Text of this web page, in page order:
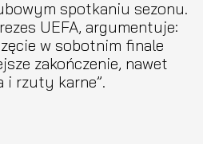
spotkaniu sezonu.
UEFA, argumentuje:
w sobotnim finale
zakończenie, nawet
i rzuty karne”.